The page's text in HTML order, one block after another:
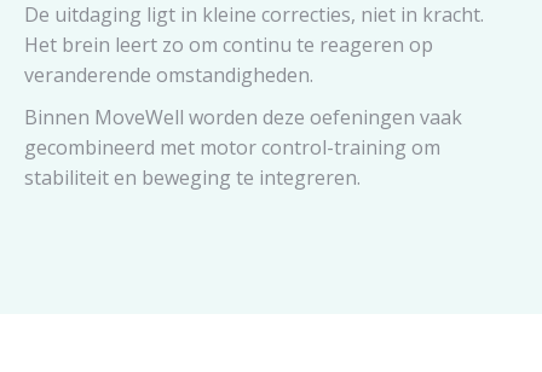
De uitdaging ligt in kleine correcties, niet in kracht.
Het brein leert zo om continu te reageren op
veranderende omstandigheden.
Binnen MoveWell worden deze oefeningen vaak
gecombineerd met motor control-training om
stabiliteit en beweging te integreren.